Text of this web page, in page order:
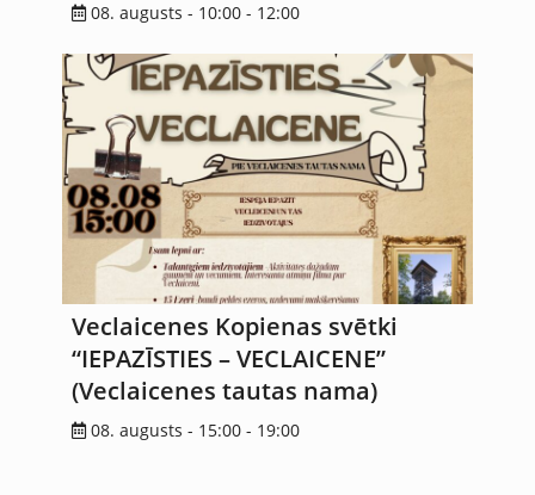
08. augusts - 10:00 - 12:00
Veclaicenes Kopienas svētki
“IEPAZĪSTIES – VECLAICENE”
(Veclaicenes tautas nama)
08. augusts - 15:00 - 19:00